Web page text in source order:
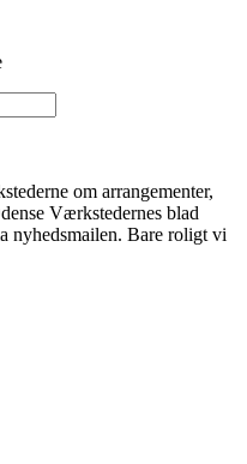
om arrangementer,
Værkstedernes blad
nyhedsmailen. Bare roligt vi